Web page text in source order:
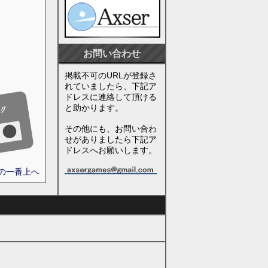
一番上へ
お問い合わせ
掲載不可のURLが登録さ
れていましたら、下記ア
ドレスに連絡して頂ける
と助かります。
その他にも、お問い合わ
せがありましたら下記ア
ドレスへお願いします。